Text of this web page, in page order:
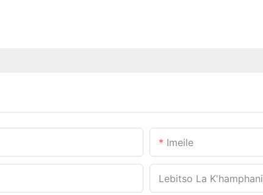
Imeile
Lebitso La K'hamphani